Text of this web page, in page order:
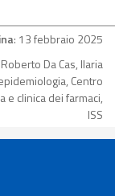
: 13 febbraio 2025
Da Cas, Ilaria
Centro
e clinica dei farmaci,
ISS